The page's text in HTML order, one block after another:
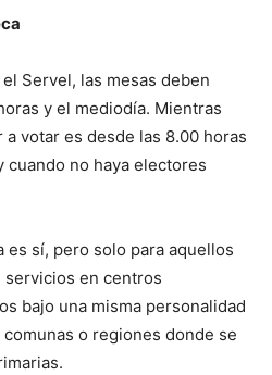
Servel, las mesas deben
y el mediodía. Mientras
votar es desde las 8.00 horas
cuando no haya electores
es sí, pero solo para aquellos
en centros
bajo una misma personalidad
o regiones donde se